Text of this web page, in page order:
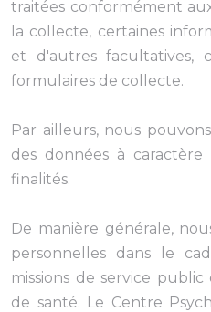
traitées conformément
la collecte, certaines
et d'autres facultatives,
formulaires de collecte.
Par ailleurs, nous
des données à
finalités.
De manière générale,
personnelles dans le
missions de service
de santé. Le Centre